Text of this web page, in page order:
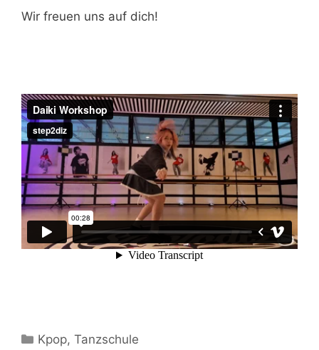
Wir freuen uns auf dich!
Kategorien
Kpop,Tanzschule